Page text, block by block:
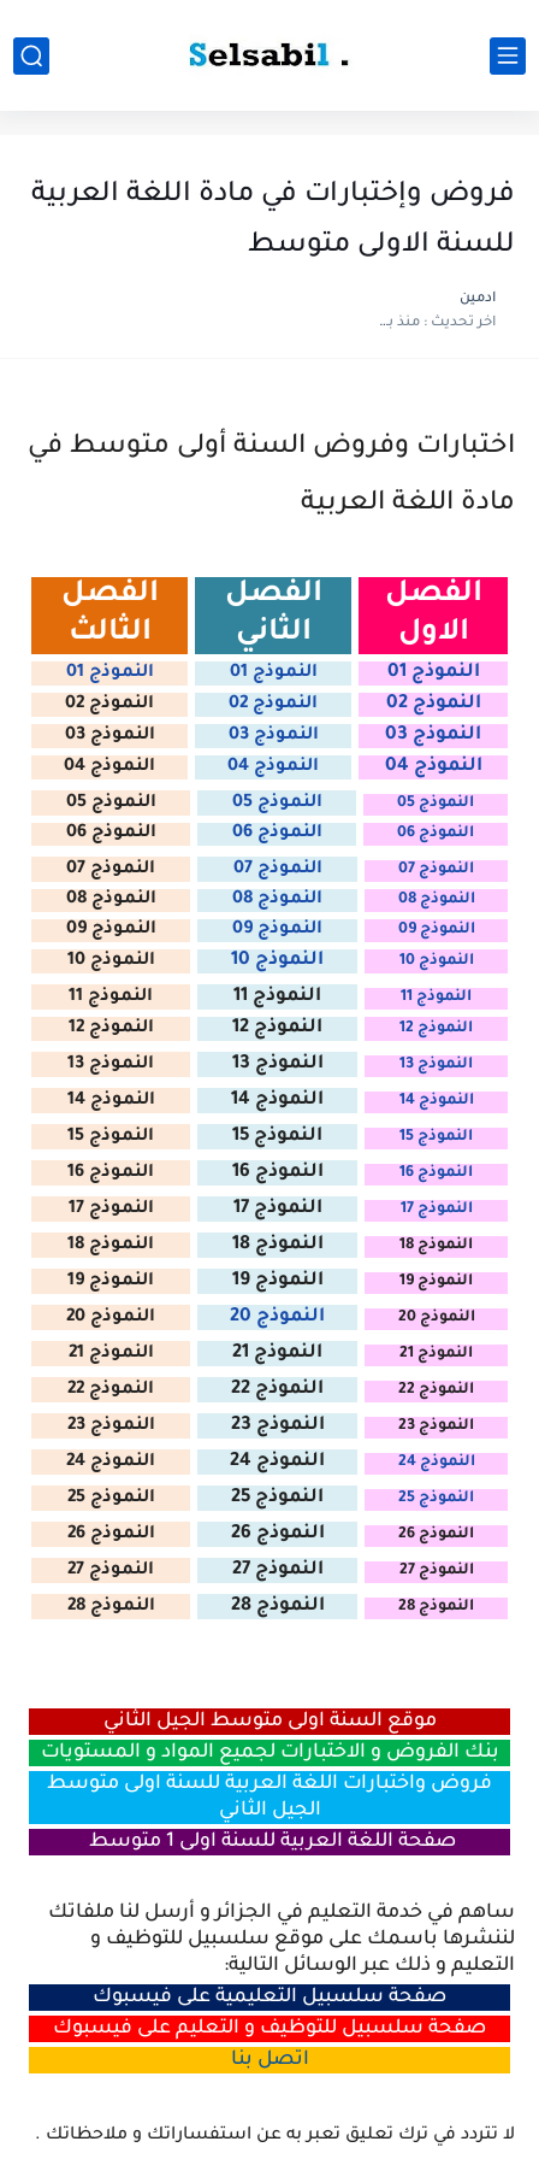
فروض وإختبارات في مادة اللغة العربية
للسنة الاولى متوسط
ادمين
اخر تحديث :منذ بضع اعوام
اختبارات وفروض السنة أولى متوسط في
مادة اللغة العربية
الفصل
الاول
الفصل
الثاني
الفصل
الثالث
النموذج 01 النموذج 01 النموذج 01
النموذج 02 النموذج 02 النموذج 02
النموذج 03 النموذج 03 النموذج 03
النموذج 04 النموذج 04 النموذج 04
النموذج 05 النموذج 05 النموذج 05
النموذج 06 النموذج 06 النموذج 06
النموذج 07 النموذج 07 النموذج 07
النموذج 08 النموذج 08 النموذج 08
النموذج 09 النموذج 09 النموذج 09
النموذج 10 النموذج 10 النموذج 10
النموذج 11 النموذج 11 النموذج 11
النموذج 12 النموذج 12 النموذج 12
النموذج 13 النموذج 13 النموذج 13
النموذج 14 النموذج 14 النموذج 14
النموذج 15 النموذج 15 النموذج 15
النموذج 16 النموذج 16 النموذج 16
النموذج 17 النموذج 17 النموذج 17
النموذج 18 النموذج 18 النموذج 18
النموذج 19 النموذج 19 النموذج 19
النموذج 20 النموذج 20 النموذج 20
النموذج 21 النموذج 21 النموذج 21
النموذج 22 النموذج 22 النموذج 22
النموذج 23 النموذج 23 النموذج 23
النموذج 24 النموذج 24 النموذج 24
النموذج 25 النموذج 25 النموذج 25
النموذج 26 النموذج 26 النموذج 26
النموذج 27 النموذج 27 النموذج 27
النموذج 28 النموذج 28 النموذج 28
موقع السنة اولى متوسط الجيل الثاني
بنك الفروض و الاختبارات لجميع المواد و المستويات
فروض واختبارات اللغة العربية للسنة اولى متوسط
الجيل الثاني
صفحة اللغة العربية للسنة اولى 1 متوسط
ساهم في خدمة التعليم في الجزائر و أرسل لنا ملفاتك
لننشرها باسمك على موقع سلسبيل للتوظيف و
التعليم و ذلك عبر الوسائل التالية:
صفحة سلسبيل التعليمية على فيسبوك
صفحة سلسبيل للتوظيف و التعليم على فيسبوك
اتصل بنا
لا تتردد في ترك تعليق تعبر به عن استفساراتك و ملاحظاتك .